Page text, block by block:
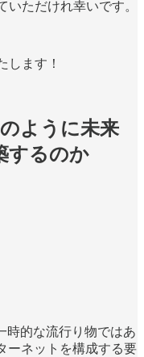
いただけれ幸いです。
します！
ように未来
するのか
時的な流行り物ではあ
ーネットを構成する要